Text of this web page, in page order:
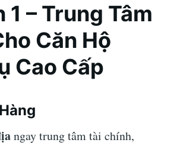
1 – Trung Tâm
Căn Hộ
Cao Cấp
ngay trung tâm tài chính,